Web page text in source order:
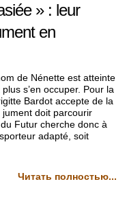
» : leur
en
de Nénette est atteinte
s’en occuper. Pour la
Bardot accepte de la
jument doit parcourir
Futur cherche donc à
adapté, soit
Читать полностью...